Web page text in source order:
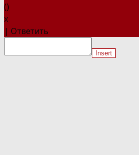
()
x
| Ответить
Insert